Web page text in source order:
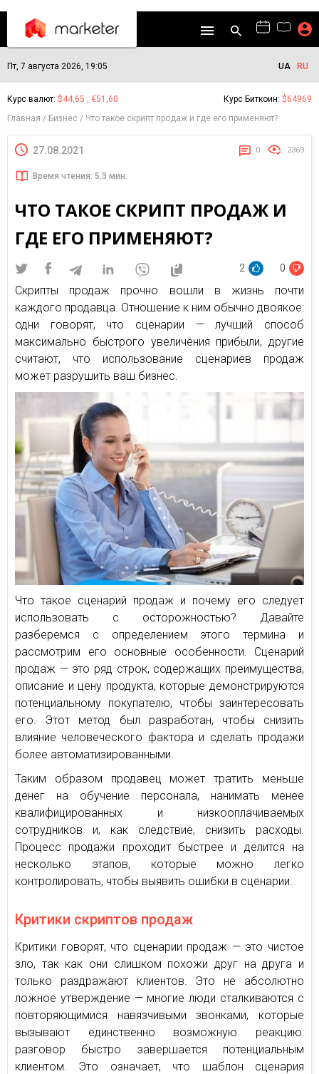
Пт, 7 августа 2026, 19:05 UA RU
Курс валют: $44,65 , €51,60 Курс Биткоин: $64969
Главная
Бизнес Что такое скрипт продаж и где его применяют?
27.08.2021 0 2369
Время чтения: 5.3 мин.
ЧТО ТАКОЕ СКРИПТ ПРОДАЖ И
ГДЕ ЕГО ПРИМЕНЯЮТ?
2 0
Скрипты продаж прочно вошли в жизнь почти
каждого продавца. Отношение к ним обычно двоякое:
одни говорят, что сценарии — лучший способ
максимально быстрого увеличения прибыли, другие
считают, что использование сценариев продаж
может разрушить ваш бизнес.
Что такое сценарий продаж и почему его следует
использовать с осторожностью? Давайте
разберемся с определением этого термина и
рассмотрим его основные особенности. Сценарий
продаж — это ряд строк, содержащих преимущества,
описание и цену продукта, которые демонстрируются
потенциальному покупателю, чтобы заинтересовать
его. Этот метод был разработан, чтобы снизить
влияние человеческого фактора и сделать продажи
более автоматизированными.
Таким образом продавец может тратить меньше
денег на обучение персонала, нанимать менее
квалифицированных и низкооплачиваемых
сотрудников и, как следствие, снизить расходы.
Процесс продажи проходит быстрее и делится на
несколько этапов, которые можно легко
контролировать, чтобы выявить ошибки в сценарии.
Критики скриптов продаж
Критики говорят, что сценарии продаж — это чистое
зло, так как они слишком похожи друг на друга и
только раздражают клиентов. Это не абсолютно
ложное утверждение — многие люди сталкиваются с
повторяющимися навязчивыми звонками, которые
вызывают единственно возможную реакцию:
разговор быстро завершается потенциальным
клиентом. Это означает, что шаблон сценария